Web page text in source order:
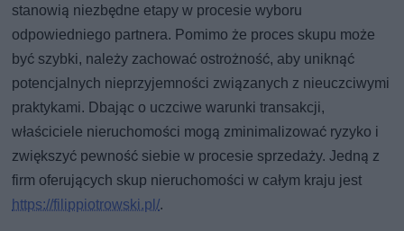
stanowią niezbędne etapy w procesie wyboru
odpowiedniego partnera. Pomimo że proces skupu może
być szybki, należy zachować ostrożność, aby uniknąć
potencjalnych nieprzyjemności związanych z nieuczciwymi
praktykami. Dbając o uczciwe warunki transakcji,
właściciele nieruchomości mogą zminimalizować ryzyko i
zwiększyć pewność siebie w procesie sprzedaży. Jedną z
firm oferujących skup nieruchomości w całym kraju jest
https://filippiotrowski.pl/.